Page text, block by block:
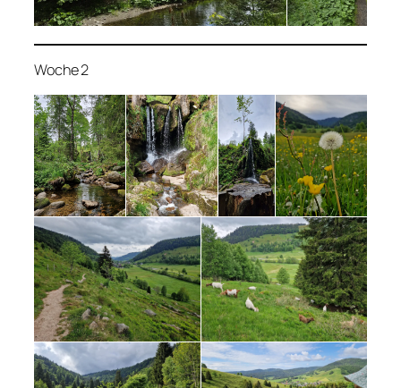
Woche 2